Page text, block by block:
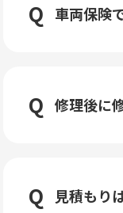
車両保険
修理後に
見積もり